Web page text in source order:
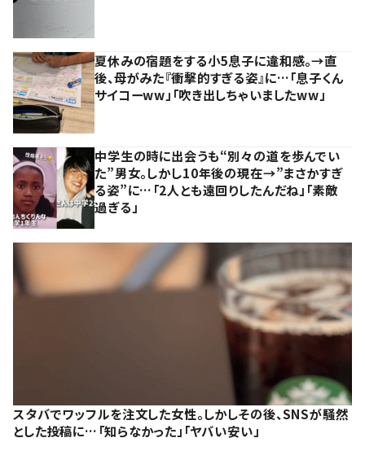
夏休みの宿題をする小5息子に違和感。→直
後、母がみた『衝撃的すぎる姿』に…「息子くん
サイコーww」「吹き出しちゃいましたww」
中学生の時に出会うも“別々の道を歩んでい
た”男女。しかし10年後の現在→”まさかすぎ
る姿”に…「2人とも遠回りしたんだね」「素敵
過ぎる」
スタバでワッフルを注文した女性。しかしその後、SNSが騒然
とした投稿に…「知らなかった」「ヤバい安い」